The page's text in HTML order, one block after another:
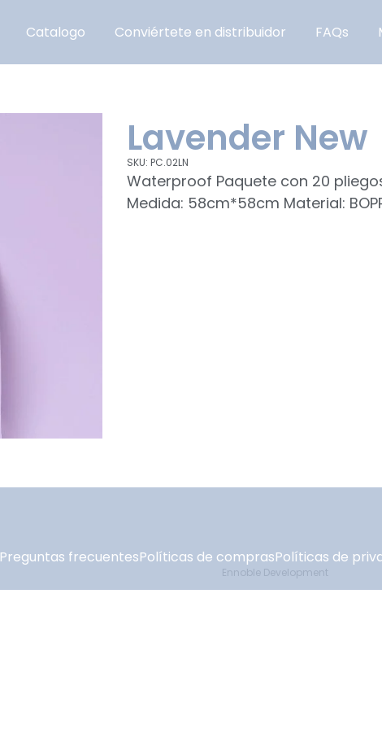
Catalogo Conviértete en distribuidor FAQs
Lavender New
SKU: PC.02LN
Waterproof Paquete con 20
Medida: 58cm*58cm Material:
Preguntas frecuentesPolíticas de comprasPolíticas de
Ennoble Development